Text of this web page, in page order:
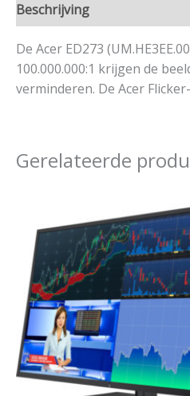
Beschrijving
De Acer ED273
100.000.000:1 krijgen de
verminderen. De Acer
Gerelateerde